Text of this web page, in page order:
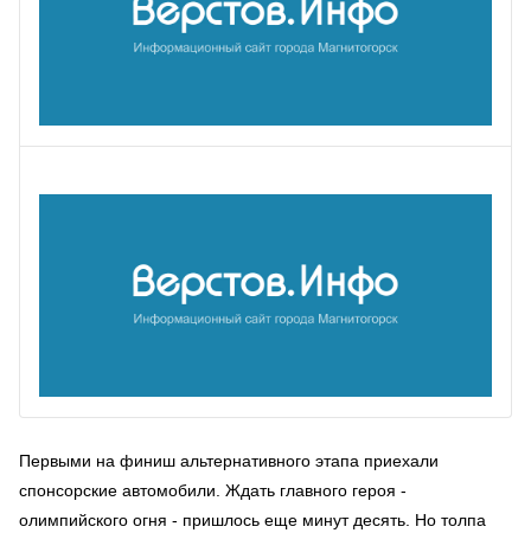
Первыми на финиш альтернативного этапа приехали
спонсорские автомобили. Ждать главного героя -
олимпийского огня - пришлось еще минут десять. Но толпа